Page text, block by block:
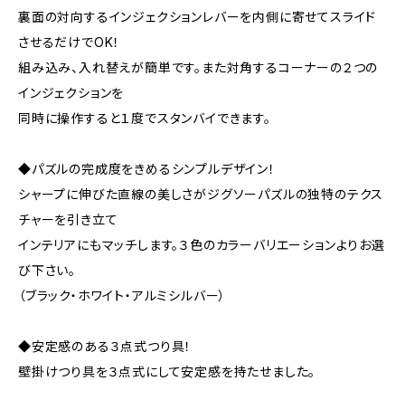
裏面の対向するインジェクションレバーを内側に寄せてスライド
させるだけでOK！
組み込み、入れ替えが簡単です。また対角するコーナーの２つの
インジェクションを
同時に操作すると１度でスタンバイできます。
◆パズルの完成度をきめるシンプルデザイン！
シャープに伸びた直線の美しさがジグソーパズルの独特のテクス
チャーを引き立て
インテリアにもマッチします。３色のカラーバリエーションよりお選
び下さい。
（ブラック・ホワイト・アルミシルバー）
◆安定感のある３点式つり具！
壁掛けつり具を３点式にして安定感を持たせました。